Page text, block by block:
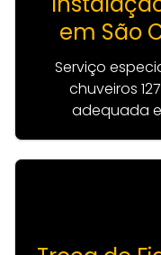
em São
Serviço
chuveiros
adequada